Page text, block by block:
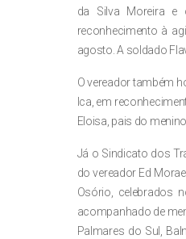
da Silva Moreira e
reconhecimento à
agosto. A soldado
O vereador também
Ica, em
Eloisa, pais do
Já o Sindicato dos
do vereador Ed
Osório, celebrados
acompanhado de
Palmares do Sul,